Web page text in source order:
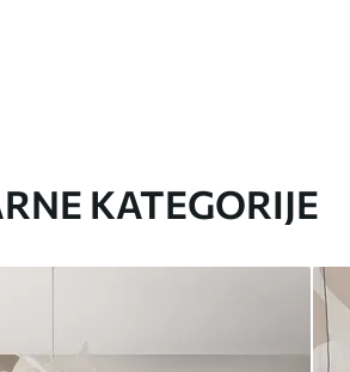
KATEGORIJE